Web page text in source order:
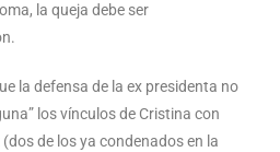
la queja debe ser
la defensa de la ex presidenta no
los vínculos de Cristina con
de los ya condenados en la